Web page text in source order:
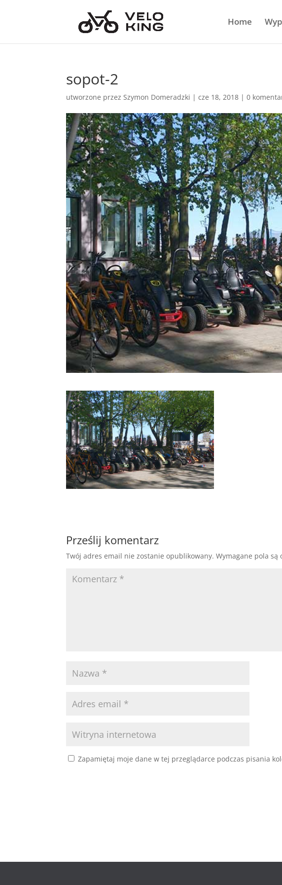
Home
sopot-2
utworzone przezSzymon Domeradzki |cze 18, 2018 |0
Prześlij komentarz
Twój adres email nie zostanie opublikowany. Wymagane pola są
Zapamiętaj moje dane w tej przeglądarce podczas pisania